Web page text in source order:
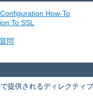
How-To
To SSL
問
提供されるディレクティ